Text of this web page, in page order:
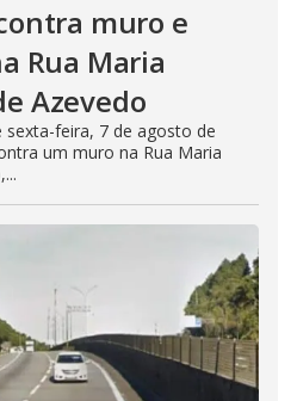
muro e
Rua Maria
Azevedo
feira, 7 de agosto de
um muro na Rua Maria